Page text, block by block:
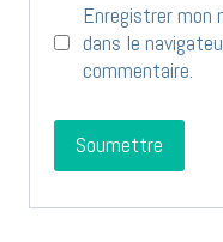
Enregistrer mon
dans le
commentaire.